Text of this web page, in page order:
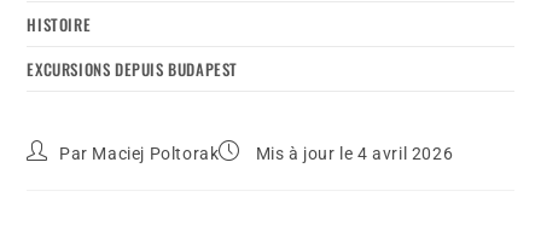
HISTOIRE
EXCURSIONS DEPUIS BUDAPEST
Par Maciej Poltorak Mis à jour le 4 avril 2026